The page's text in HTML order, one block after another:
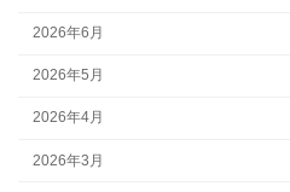
2026年6月
2026年5月
2026年4月
2026年3月